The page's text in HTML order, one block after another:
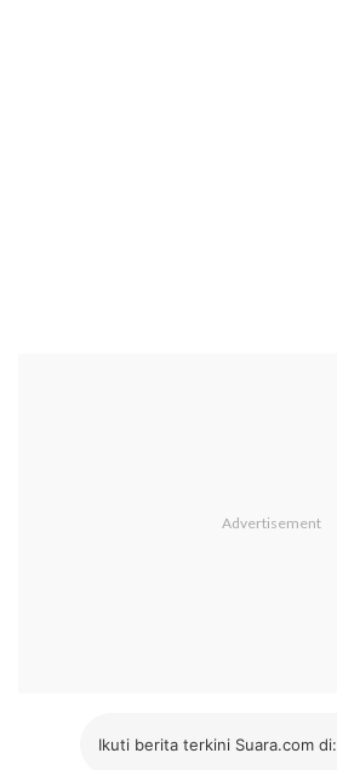
Ikuti berita terkini Suara.com di: